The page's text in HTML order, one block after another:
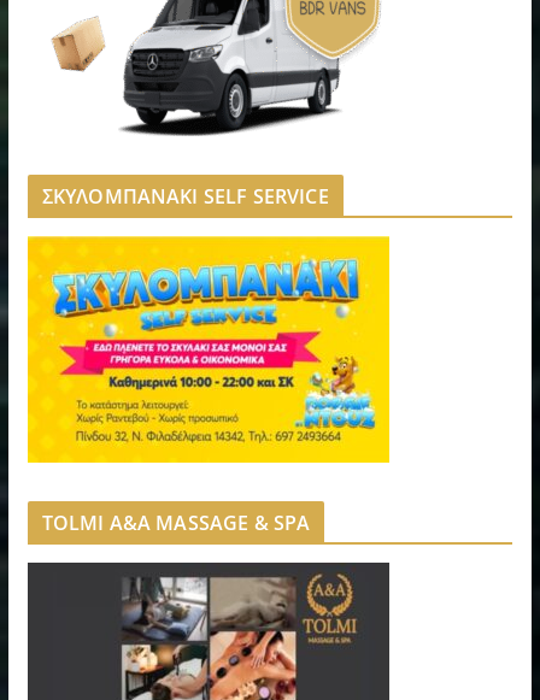
ΣΚΥΛΟΜΠΑΝΑΚΙ SELF SERVICE
TOLMI A&A MASSAGE & SPA